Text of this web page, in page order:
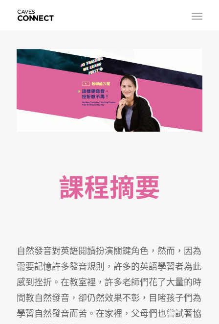
自然發音對英語閱讀扮演關鍵角色，然而，因為
需要記憶許多發音規則，許多的英語學習者為此
感到挫折。在教室裡，許多老師們花了大量的時
間教自然發音，卻仍然效果不彰，目睹孩子們為
學習自然發音而苦。在家裡，父母們也嘗試著協